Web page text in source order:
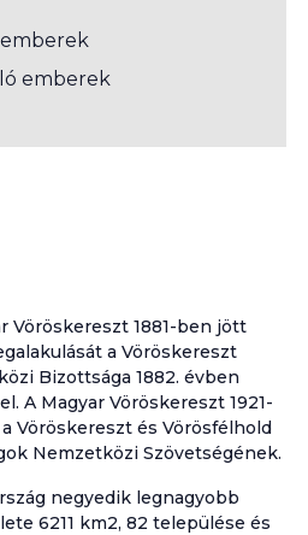
emberek
Vöröskereszt 1881-ben jött
a Vöröskereszt
Bizottsága 1882. évben
A Magyar Vöröskereszt 1921-
Vöröskereszt és Vörösfélhold
Nemzetközi Szövetségének.
negyedik legnagyobb
6211 km2, 82 települése és